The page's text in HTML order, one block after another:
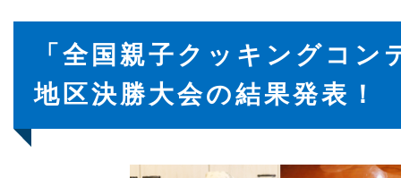
「全国親子クッキングコン
地区決勝大会の結果発表！